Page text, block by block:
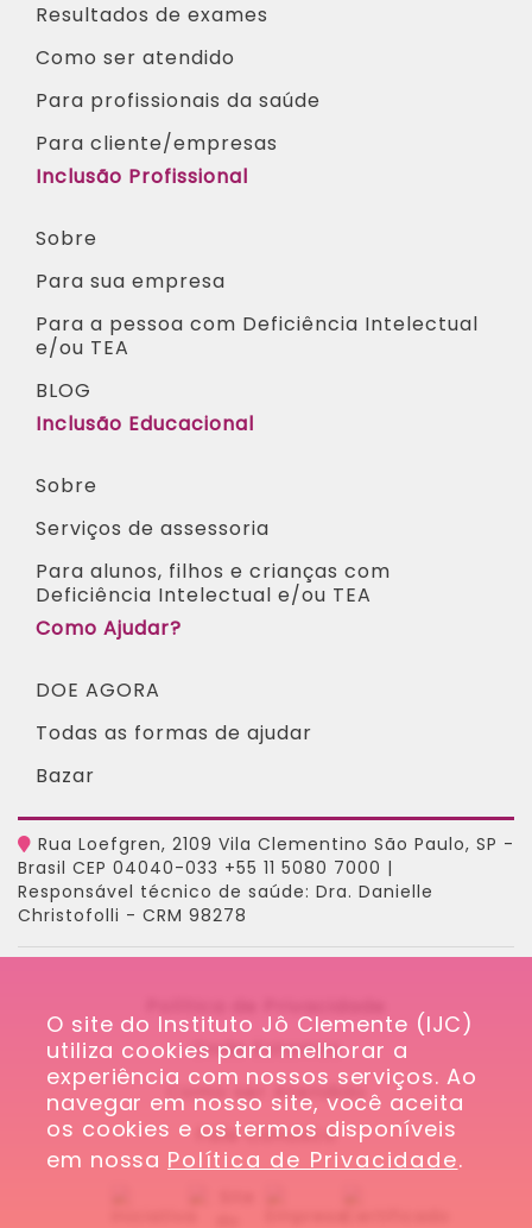
O site do Instituto Jô Clemente (IJC)
utiliza cookies para melhorar a
experiência com nossos serviços. Ao
navegar em nosso site, você aceita
os cookies e os termos disponíveis
em nossa Política de Privacidade.
Resultados de exames
Como ser atendido
Para profissionais da saúde​
Para cliente/empresas
Inclusão Profissional
Sobre
Para sua empresa
Para a pessoa com Deficiência Intelectual
e/ou TEA​
BLOG
Inclusão Educacional
Sobre
Serviços de assessoria
Para alunos, filhos e crianças com
Deficiência Intelectual e/ou TEA ​
Como Ajudar?
DOE AGORA
Todas as formas de ajudar
Bazar
Rua Loefgren, 2109 Vila Clementino São Paulo, SP -
Brasil CEP 04040-033 +55 11 5080 7000 |
Responsável técnico de saúde: Dra. Danielle
Christofolli - CRM 98278
Onde Estamos
Como ser Atendido
Fale Conosco